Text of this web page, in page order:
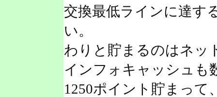
交換最低ラインに達す
い。
わりと貯まるのはネッ
インフォキャッシュも
1250ポイント貯まって